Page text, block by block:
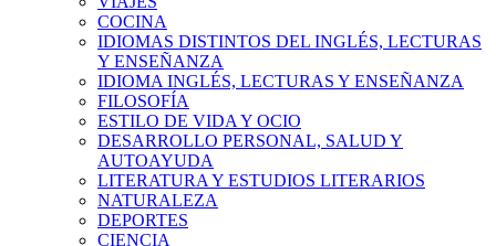
COCINA
IDIOMAS DISTINTOS DEL INGLÉS, LECTURAS
Y ENSEÑANZA
IDIOMA INGLÉS, LECTURAS Y ENSEÑANZA
FILOSOFÍA
ESTILO DE VIDA Y OCIO
DESARROLLO PERSONAL, SALUD Y
AUTOAYUDA
LITERATURA Y ESTUDIOS LITERARIOS
NATURALEZA
DEPORTES
CIENCIA